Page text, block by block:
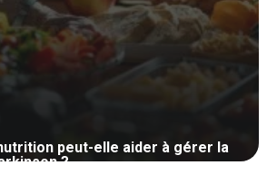
peut-elle aider à gérer la
?